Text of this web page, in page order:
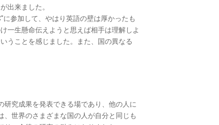
出来ました。
に参加して、やはり英語の壁は厚かったも
一生懸命伝えようと思えば相手は理解しよ
うことを感じました。また、国の異なる
究成果を発表できる場であり、他の人に
世界のさまざまな国の人が自分と同じも